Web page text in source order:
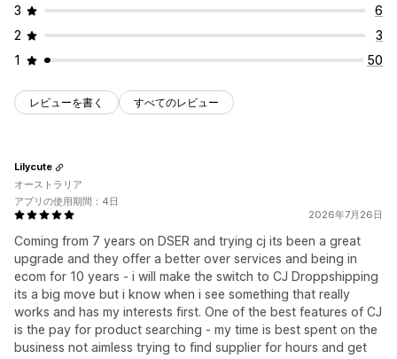
3
6
2
3
1
50
レビューを書く すべてのレビュー
2026年7月26日
Coming from 7 years on DSER and trying cj its been a great
upgrade and they offer a better over services and being in
ecom for 10 years - i will make the switch to CJ Droppshipping
its a big move but i know when i see something that really
works and has my interests first. One of the best features of CJ
is the pay for product searching - my time is best spent on the
business not aimless trying to find supplier for hours and get
Lilycute
オーストラリア
アプリの使用期間：4日